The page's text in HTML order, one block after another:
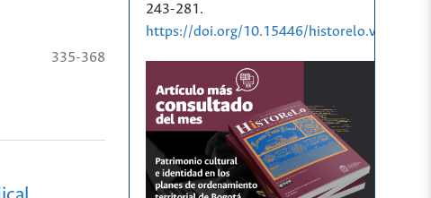
335-368
243-281.
https://doi.org/10.15446/